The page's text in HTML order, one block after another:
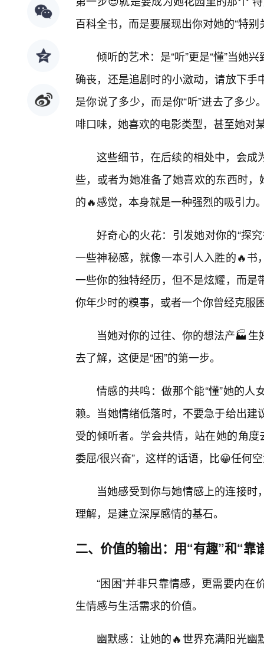
百科全书，而是要展现出你对她的“特别
倾听的艺术：是“听”更是“懂”当她
确丧，还是追剧时的小激动，请放下
是你说了多少，而是你“听”进去了多
啡口味，她喜欢的电影类型，甚至她对
这些细节，在后续的相处中，会成
些，或者为她准备了她喜欢的东西时
的🔥感觉，本身就是一种强烈的吸引力
好奇心的火花：引发她对你的“探
一些神秘感，就像一本引人入胜的🔥
一些你的独特经历，但不是炫耀，而
你年少时的糗事，或者一个你曾经克服
当她对你的过往、你的想法产🏭
去了解，这便是“困”的第一步。
情感的共鸣：做那个能“懂”她的
赖。当她情绪低落时，不要急于给出
受的倾听者。学会共情，站在她的角
委屈/很兴奋”，这样的话语，比😀任何
当她感受到你与她情感上的连接
理解，是建立深厚感情的基石。
二、价值的输出：用“有趣”和“靠
“困困”并非只靠情感，更需要内
生情感与生活需求的价值。
幽默感：让她的🔥世界充满阳光